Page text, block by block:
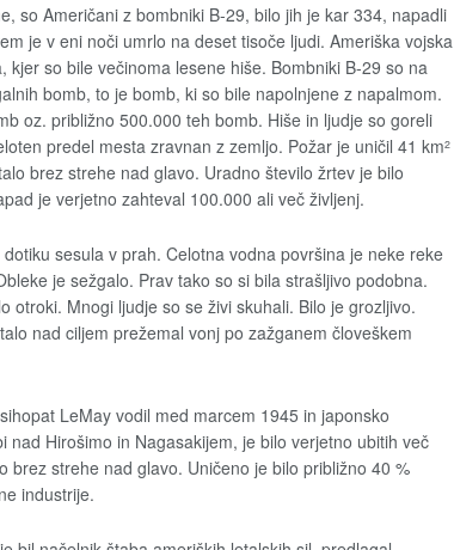
so Američani z bombniki B-29, bilo jih je kar 334, napadli
je v eni noči umrlo na deset tisoče ljudi. Ameriška vojska
so bile večinoma lesene hiše. Bombniki B-29 so na
bomb, to je bomb, ki so bile napolnjene z napalmom.
oz. približno 500.000 teh bomb. Hiše in ljudje so goreli
predel mesta zravnan z zemljo. Požar je uničil 41 km2
brez strehe nad glavo. Uradno število žrtev je bilo
je verjetno zahteval 100.000 ali več življenj.
sesula v prah. Celotna vodna površina je neke reke
je sežgalo. Prav tako so si bila strašljivo podobna.
otroki. Mnogi ljudje so se živi skuhali. Bilo je grozljivo.
nad ciljem prežemal vonj po zažganem človeškem
LeMay vodil med marcem 1945 in japonsko
Hirošimo in Nagasakijem, je bilo verjetno ubitih več
brez strehe nad glavo. Uničeno je bilo približno 40 %
industrije.